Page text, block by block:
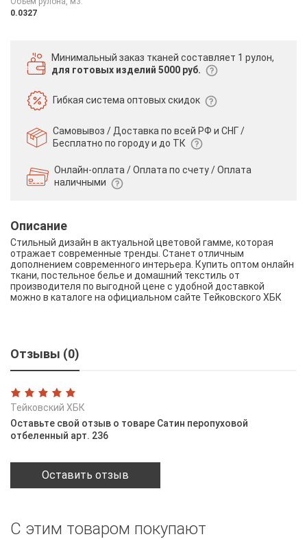
0.0327
Минимальный заказ тканей составляет 1 рулон,
для готовых изделий 5000 руб.
Гибкая системаоптовых скидок
Самовывоз / Доставка по всей РФ и СНГ /
Бесплатно по городу и до ТК
Онлайн-оплата / Оплата по счету /Оплата
наличными
Описание
Стильный дизайн в актуальной цветовой гамме, которая
отражает современные тренды. Станет отличным
дополнением современного интерьера. Купить оптом онлайн
ткани, постельное белье и домашний текстиль от
производителя по выгодной цене с удобной доставкой
можно в каталоге на официальном сайте Тейковского ХБК
Отзывы (0)
Тейковский ХБК
Оставьте свой отзыв о товаре Сатин перопуховой
отбеленный арт. 236
Оставить отзыв
С этим товаром покупают